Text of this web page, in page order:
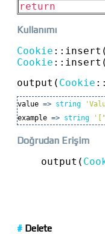
return
Kullanımı
Cookie :: insert(
Cookie :: insert(
output( Cookie ::
value => string
example => string
Doğrudan Erişim
output(
# Delete